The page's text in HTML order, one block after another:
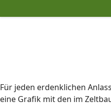
Für jeden erdenklichen
eine Grafik mit den im